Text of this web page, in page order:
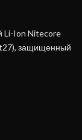
Li-Ion Nitecore
защищенный